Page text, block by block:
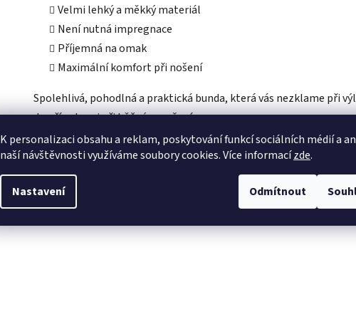
K personalizaci obsahu a reklam, poskytování funkcí sociálních médií a
naší návštěvnosti využíváme soubory cookies. Více informacízde.
Nastavení Odmítnout
Velmi lehký a měkký materiál
Není nutná impregnace
Příjemná na omak
Maximální komfort při nošení
Spolehlivá, pohodlná a praktická bunda, která vás nezklame při
do přírody ani při běžném nošení.